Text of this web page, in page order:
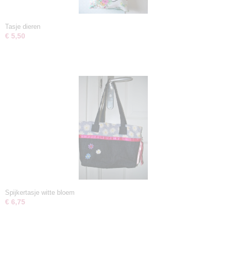
Tasje dieren
€ 5,50
Spijkertasje witte bloem
€ 6,75